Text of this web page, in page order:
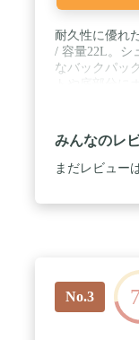
耐久性に優れ
/ 容量22L。シ
なバックパッ
るなど、使い
にはサイドフ
布やスマホの
を高めるため
みんなのレ
まだレビュー
No.3